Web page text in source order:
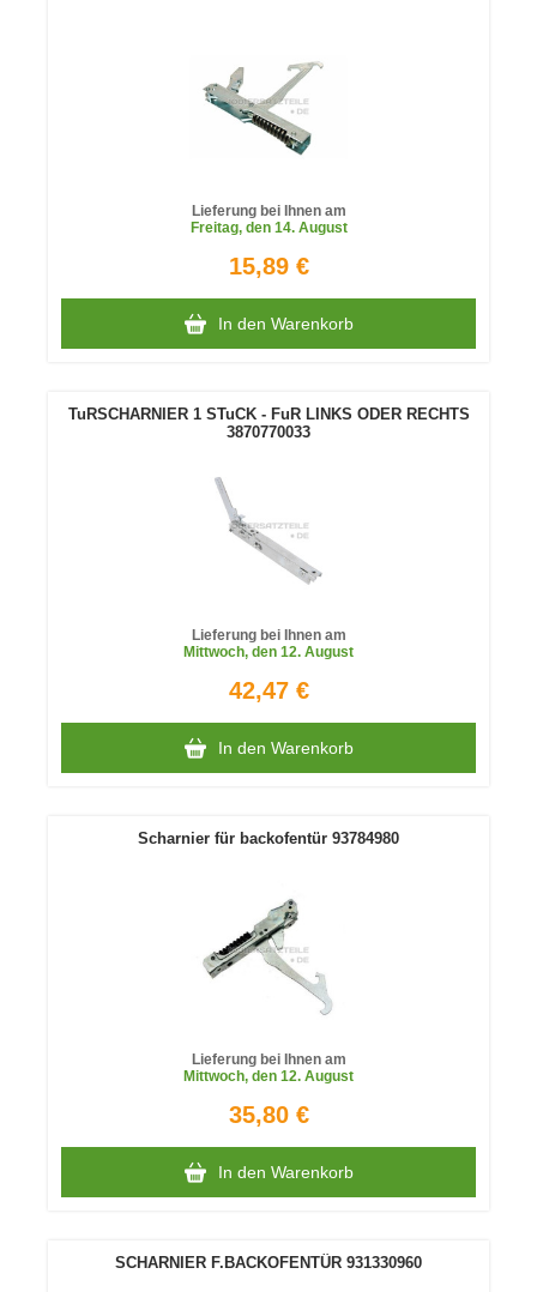
Lieferung bei Ihnen am
Freitag, den 14. August
15,89 €
In den Warenkorb
TuRSCHARNIER 1 STuCK - FuR LINKS ODER RECHTS
3870770033
Lieferung bei Ihnen am
Mittwoch, den 12. August
42,47 €
In den Warenkorb
Scharnier für backofentür 93784980
Lieferung bei Ihnen am
Mittwoch, den 12. August
35,80 €
In den Warenkorb
SCHARNIER F.BACKOFENTÜR 931330960